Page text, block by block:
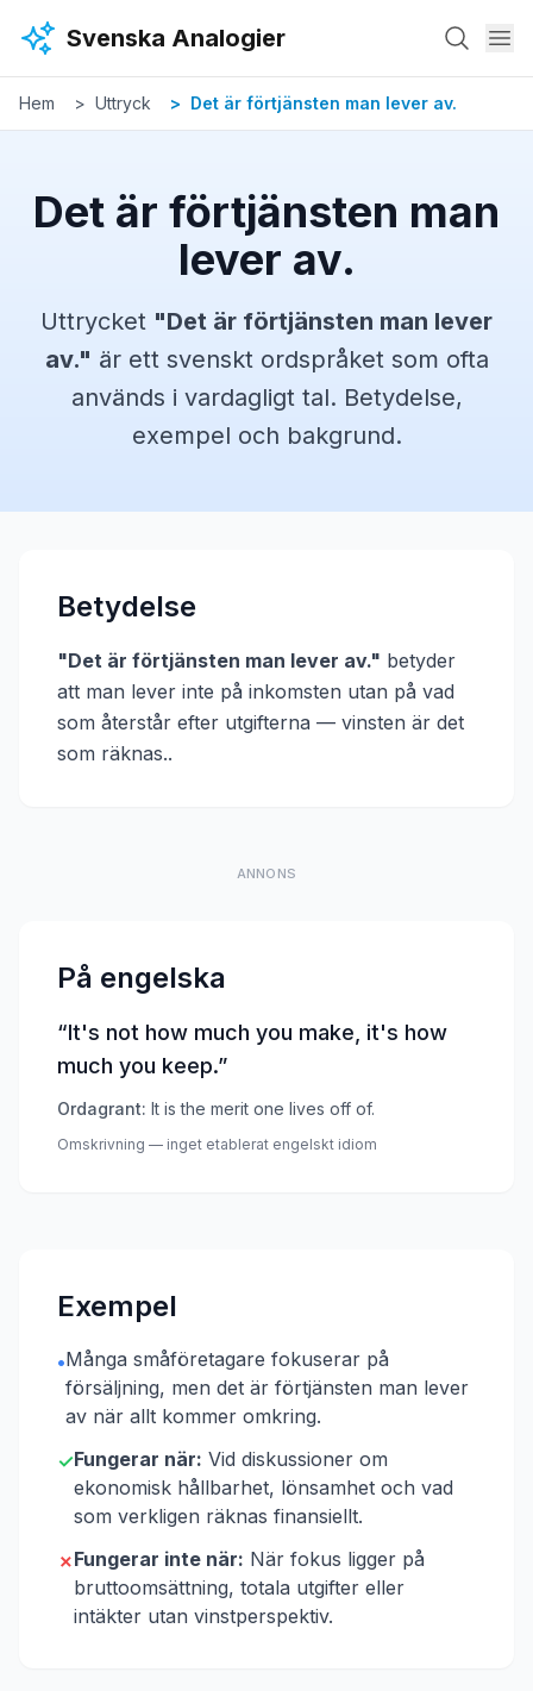
Svenska Analogier
Hem Uttryck Det är förtjänsten man lever av.
Det är förtjänsten man
lever av.
Uttrycket "Det är förtjänsten man lever
av." är ett svenskt ordspråket som ofta
används i vardagligt tal. Betydelse,
exempel och bakgrund.
Betydelse
"Det är förtjänsten man lever av." betyder
att man lever inte på inkomsten utan på vad
som återstår efter utgifterna — vinsten är det
som räknas..
ANNONS
På engelska
“It's not how much you make, it's how
much you keep.”
Ordagrant: It is the merit one lives off of.
Omskrivning — inget etablerat engelskt idiom
Exempel
•Många småföretagare fokuserar på
försäljning, men det är förtjänsten man lever
av när allt kommer omkring.
✓Fungerar när: Vid diskussioner om
ekonomisk hållbarhet, lönsamhet och vad
som verkligen räknas finansiellt.
✗Fungerar inte när: När fokus ligger på
bruttoomsättning, totala utgifter eller
intäkter utan vinstperspektiv.